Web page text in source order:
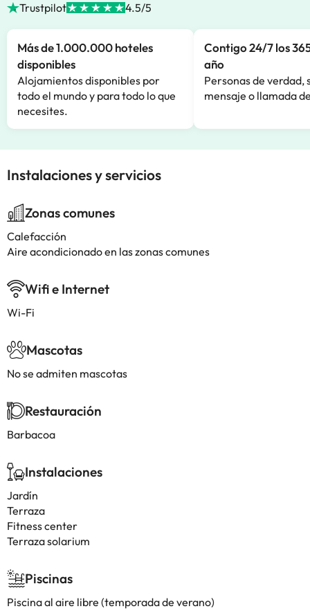
Trustpilot 4.5/5
Más de 1.000.000 hoteles
disponibles
Alojamientos disponibles por
todo el mundo y para todo lo que
necesites.
Contigo 24/7 los
año
Personas de verdad,
mensaje o llamada
Instalaciones y servicios
Zonas comunes
Calefacción
Aire acondicionado en las zonas comunes
Wifi e Internet
Wi-Fi
Mascotas
No se admiten mascotas
Restauración
Barbacoa
Instalaciones
Jardín
Terraza
Fitness center
Terraza solarium
Piscinas
Piscina al aire libre (temporada de verano)